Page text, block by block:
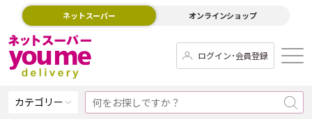
ネットスーパー オンラインショップ
ログイン･会員登録
カテゴリー